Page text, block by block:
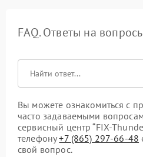
FAQ. Ответы на
Вы можете ознакомиться с
часто задаваемыми
сервисный центр “FIX-
телефону+7 (865) 297-66-48
свой вопрос.